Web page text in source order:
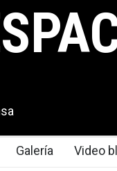
Galería Video